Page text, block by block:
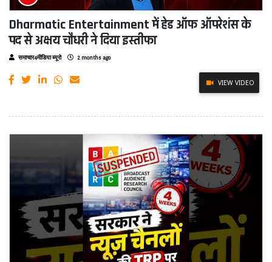
Dharmatic Entertainment में हेड ऑफ ऑपरेशंस के
पद से अक्षय चौधरी ने दिया इस्तीफा
समाचार4मीडिया ब्यूरो 2 months ago
VIEW VIDEO